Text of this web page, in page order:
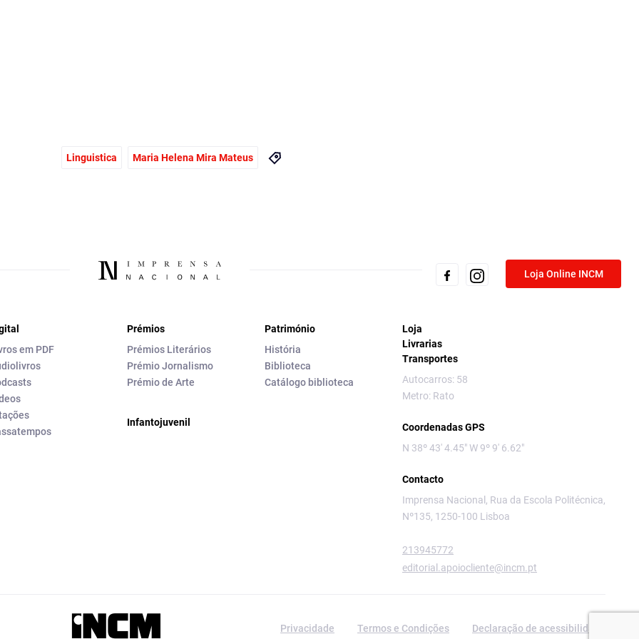
Linguistica Maria Helena Mira Mateus
Loja Online INCM
em PDF
Prémios
Prémios Literários
Prémio Jornalismo
Prémio de Arte
Infantojuvenil
Património
História
Biblioteca
Catálogo biblioteca
Loja
Livrarias
Transportes
Autocarros: 58
Metro: Rato
Coordenadas GPS
N 38º 43' 4.45" W 9º 9' 6.62"
Contacto
Imprensa Nacional, Rua da Escola Politécnica,
Nº135, 1250-100 Lisboa
213945772
editorial.apoiocliente@incm.pt
Privacidade Termos e Condições Declaração de acessibilidade